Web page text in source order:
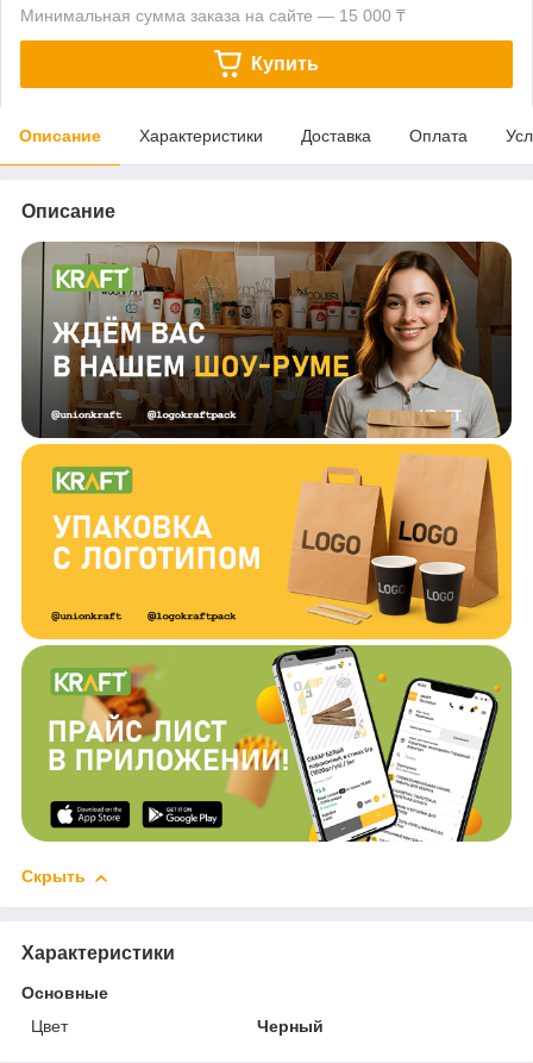
Минимальная сумма заказа на сайте — 15 000 ₸
Купить
Описание Характеристики Доставка Оплата
Описание
Скрыть
Характеристики
Основные
Цвет
Черный